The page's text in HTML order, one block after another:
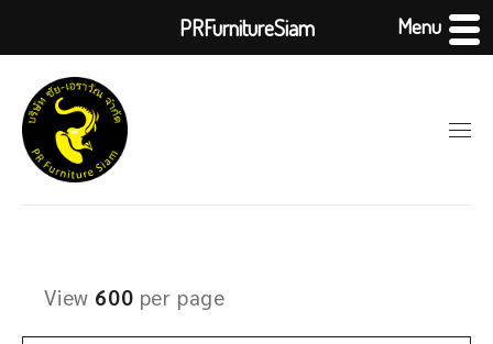
View 600 per page
PRFurnitureSiam Menu